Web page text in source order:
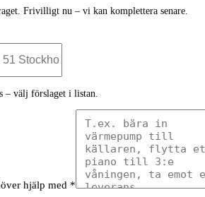
Frivilligt nu – vi kan komplettera senare.
– välj förslaget i listan.
hjälp med *